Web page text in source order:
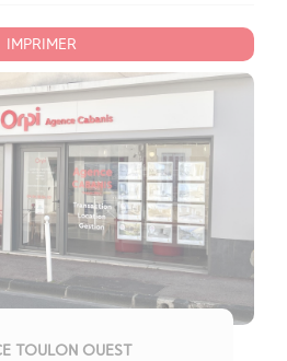
IMPRIMER
TOULON OUEST